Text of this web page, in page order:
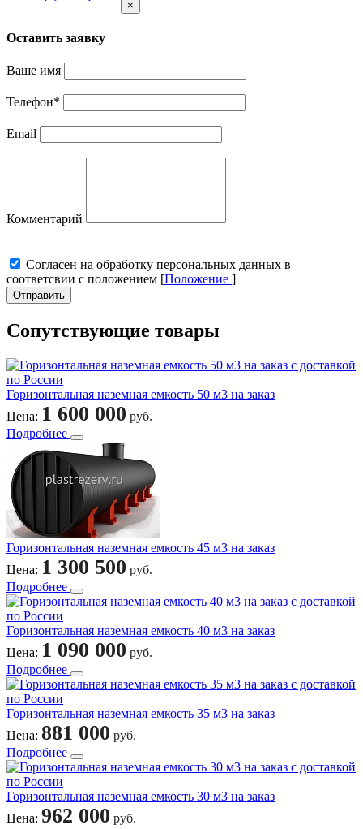
×
Оставить заявку
Ваше имя
Телефон*
Email
Комментарий
Cогласен на обработку персональных данных в
соответсвии с положением [Положение ]
Отправить
Сопутствующие товары
Горизонтальная наземная емкость 50 м3 на заказ
Цена: 1 600 000 руб.
Подробнее
Горизонтальная наземная емкость 45 м3 на заказ
Цена: 1 300 500 руб.
Подробнее
Горизонтальная наземная емкость 40 м3 на заказ
Цена: 1 090 000 руб.
Подробнее
Горизонтальная наземная емкость 35 м3 на заказ
Цена: 881 000 руб.
Подробнее
Горизонтальная наземная емкость 30 м3 на заказ
Цена: 962 000 руб.